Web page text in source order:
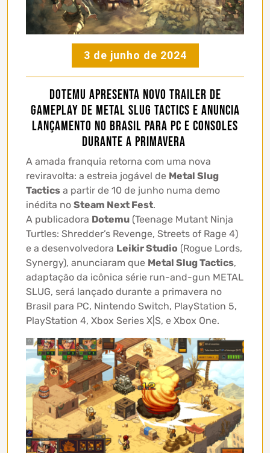
3 de junho de 2024
Dotemu apresenta novo trailer de
gameplay de Metal Slug Tactics e anuncia
lançamento no Brasil para PC e consoles
durante a primavera
A amada franquia retorna com uma nova
reviravolta: a estreia jogável de Metal Slug
Tactics a partir de 10 de junho numa demo
inédita no Steam Next Fest.
A publicadora Dotemu (Teenage Mutant Ninja
Turtles: Shredder’s Revenge, Streets of Rage 4)
e a desenvolvedora Leikir Studio (Rogue Lords,
Synergy), anunciaram que Metal Slug Tactics,
adaptação da icônica série run-and-gun METAL
SLUG, será lançado durante a primavera no
Brasil para PC, Nintendo Switch, PlayStation 5,
PlayStation 4, Xbox Series X|S, e Xbox One.